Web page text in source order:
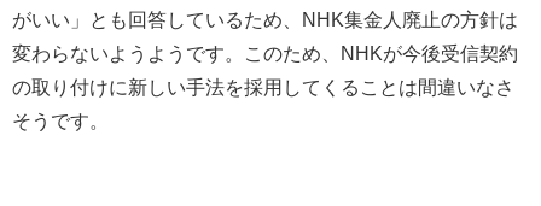
がいい」とも回答しているため、NHK集金人廃止の方針は
変わらないようようです。このため、NHKが今後受信契約
の取り付けに新しい手法を採用してくることは間違いなさ
そうです。